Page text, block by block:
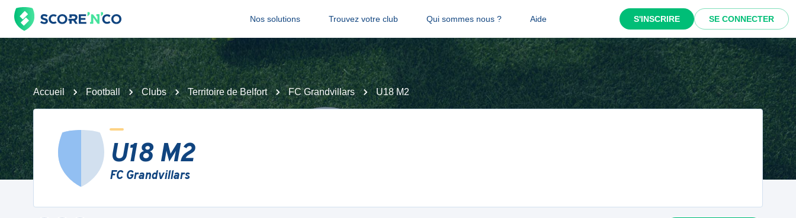
Nos solutions Trouvez votre club Qui sommes nous ? Aide S'INSCRIRE SE CONNECTER
Accueil Football Clubs Territoire de Belfort FC Grandvillars U18 M2
U18 M2
FC Grandvillars